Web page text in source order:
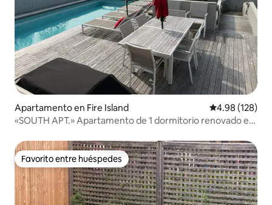
Apartamento en Fire Island Calificación
4.98 (128)
«SOUTH APT.» Apartamento de 1 dormitorio renovado en
Favorito entre huéspedes
Favorito entre huéspedes